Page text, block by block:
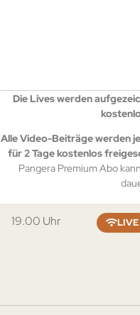
Die Lives werden
Alle Video-Beiträge werden
für 2 Tage kostenlos
Pangera Premium Abo
19.00 Uhr LIVE